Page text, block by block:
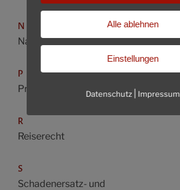
N
Nachbarrecht
P
Produkthaftung
R
Reiserecht
S
Schadenersatz- und
Alle ablehnen
Einstellungen
Datenschutz| Impressum